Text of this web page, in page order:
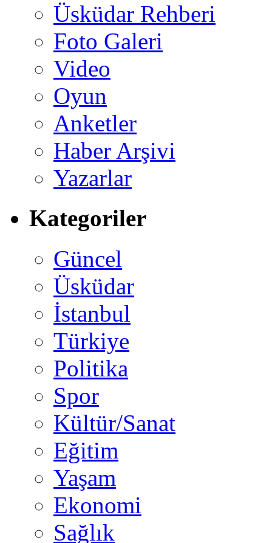
Üsküdar Rehberi
Foto Galeri
Video
Oyun
Anketler
Haber Arşivi
Yazarlar
Kategoriler
Güncel
Üsküdar
İstanbul
Türkiye
Politika
Spor
Kültür/Sanat
Eğitim
Yaşam
Ekonomi
Sağlık